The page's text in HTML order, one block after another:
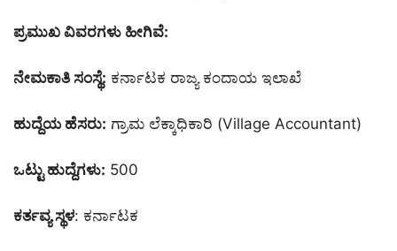
ಪ್ರಮುಖ ವಿವರಗಳು ಹೀಗಿವೆ:
ನೇಮಕಾತಿ ಸಂಸ್ಥೆ: ಕರ್ನಾಟಕ ರಾಜ್ಯ ಕಂದಾಯ ಇಲಾಖೆ
ಹುದ್ದೆಯ ಹೆಸರು: ಗ್ರಾಮ ಲೆಕ್ಕಾಧಿಕಾರಿ (Village Accountant)
ಒಟ್ಟು ಹುದ್ದೆಗಳು: 500
ಕರ್ತವ್ಯ ಸ್ಥಳ: ಕರ್ನಾಟಕ